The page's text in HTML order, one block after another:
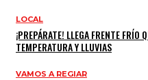
LOCAL
¡PREPÁRATE! LLEGA FRENTE FRÍO
TEMPERATURA Y LLUVIAS
VAMOS A REGIAR